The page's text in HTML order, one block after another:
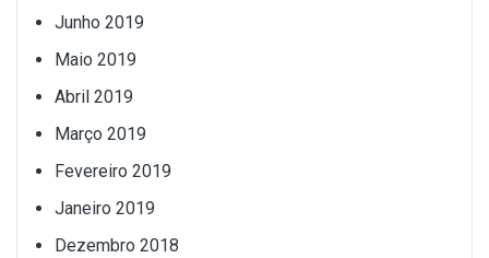
Junho 2019
Maio 2019
Abril 2019
Março 2019
Fevereiro 2019
Janeiro 2019
Dezembro 2018